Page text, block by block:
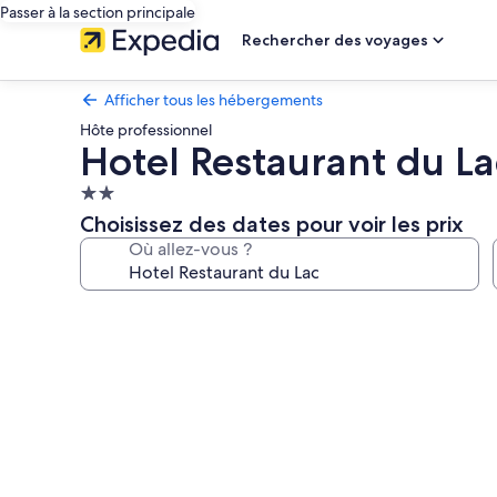
Passer à la section principale
Rechercher des voyages
Afficher tous les hébergements
Hôte professionnel
Hotel Restaurant du
Hébergement
2.0 étoiles
Choisissez des dates pour voir les prix
Où allez-vous ?